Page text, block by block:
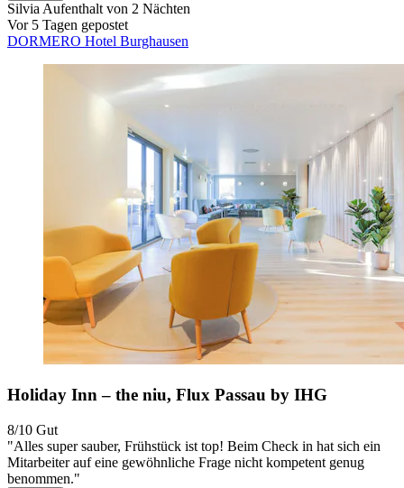
Silvia Aufenthalt von 2 Nächten
Vor 5 Tagen gepostet
DORMERO Hotel Burghausen
Holiday Inn – the niu, Flux Passau by IHG
8/10 Gut
"Alles super sauber, Frühstück ist top! Beim Check in hat sich ein
Mitarbeiter auf eine gewöhnliche Frage nicht kompetent genug
benommen."